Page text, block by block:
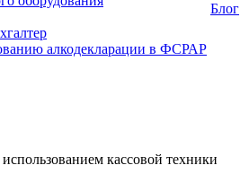
алкодекларации в ФСРАР
Блог
кассовой техники